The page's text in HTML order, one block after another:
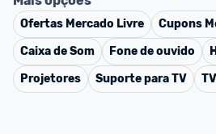
Ofertas Mercado Livre Cupons
Caixa de Som
Fone de ouvido
Projetores
Suporte para TV